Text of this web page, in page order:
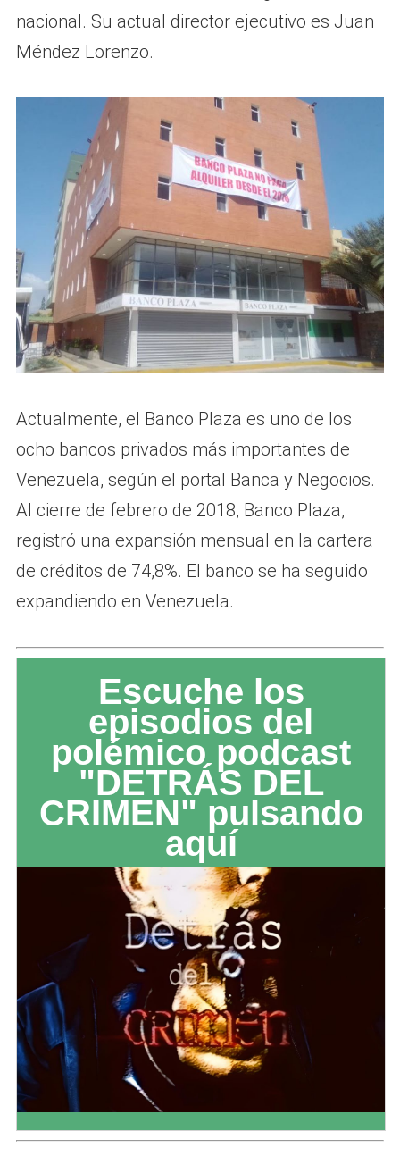
nacional. Su actual director ejecutivo es Juan
Méndez Lorenzo.
Actualmente, el Banco Plaza es uno de los
ocho bancos privados más importantes de
Venezuela, según el portal Banca y Negocios.
Al cierre de febrero de 2018, Banco Plaza,
registró una expansión mensual en la cartera
de créditos de 74,8%. El banco se ha seguido
expandiendo en Venezuela.
Escuche los
episodios del
polémico podcast
"DETRÁS DEL
CRIMEN" pulsando
aquí